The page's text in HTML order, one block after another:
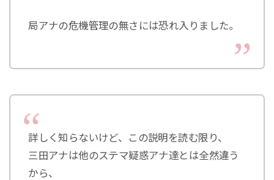
局アナの危機管理の無さには恐れ入りました。
詳しく知らないけど、この説明を読む限り、
三田アナは他のステマ疑惑アナ達とは全然違う
から、